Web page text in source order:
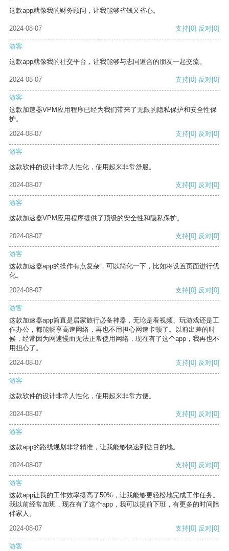
这款app就像我的财务顾问，让我能够省钱又省心。
2024-08-07 支持[0] 反对[0]
游客
这款app就像我的社交平台，让我能够与志同道合的朋友一起交流。
2024-08-07 支持[0] 反对[0]
游客
这款加速器VPM应用程序已经为我们带来了无限的隐私保护和安全性保
护。
2024-08-07
支持[0] 反对[0]
游客
这款软件的设计非常人性化，使用起来非常舒服。
2024-08-07 支持[0] 反对[0]
游客
这款加速器VPM应用程序提供了顶级的安全性和隐私保护。
2024-08-07 支持[0] 反对[0]
游客
这款加速器app的操作有点复杂，可以简化一下，比如将设置页面进行优
化。
2024-08-07
支持[0] 反对[0]
游客
这款加速器app简直是居家旅行必备神器，无论是看视频、玩游戏还是工
作办公，都能畅享高速网络，再也不用担心网速卡顿了。以前出差的时
候，经常因为网速慢而无法正常使用网络，现在有了这个app，我再也不
用担心了。
2024-08-07
支持[0] 反对[0]
游客
这款软件的设计非常人性化，使用起来非常方便。
2024-08-07 支持[0] 反对[0]
游客
这款app的路线规划非常精准，让我能够快速到达目的地。
2024-08-07 支持[0] 反对[0]
游客
这款app让我的工作效率提高了50%，让我能够更轻松地完成工作任务。
我以前经常加班，现在有了这个app，我可以提前下班，有更多的时间陪
伴家人。
2024-08-07
支持[0] 反对[0]
游客